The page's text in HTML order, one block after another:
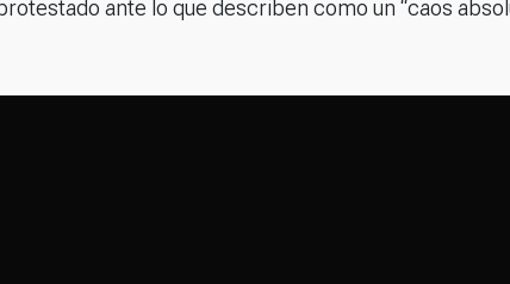
ante lo que describen como un “caos